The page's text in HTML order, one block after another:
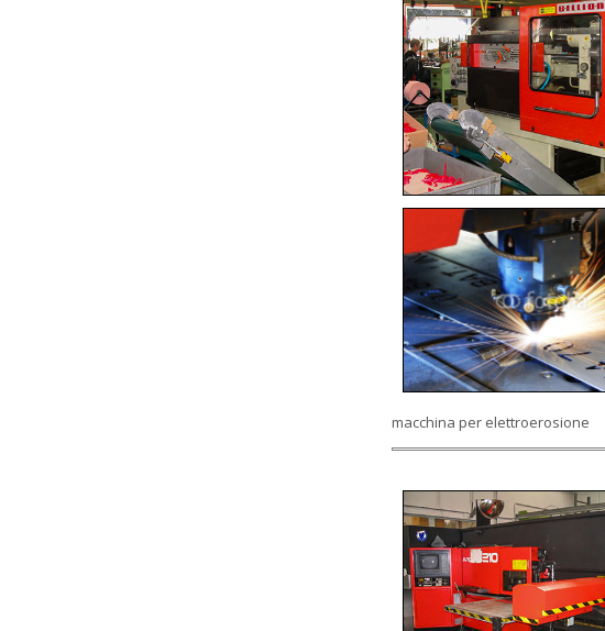
macchina per elettroerosione